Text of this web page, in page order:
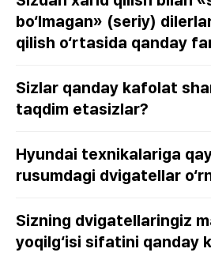
bo‘lmagan» (seriy)
qilish o‘rtasida qanday
Sizlar qanday kafolat
taqdim etasizlar?
Hyundai texnikalariga
rusumdagi dvigatellar
Sizning dvigatellaringiz
yoqilg‘isi sifatini qanday